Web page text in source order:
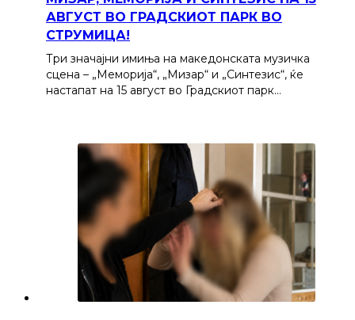
АВГУСТ ВО ГРАДСКИОТ ПАРК ВО
СТРУМИЦА!
Три значајни имиња на македонската музичка
сцена – „Меморија“, „Мизар“ и „Синтезис“, ќе
настапат на 15 август во Градскиот парк…